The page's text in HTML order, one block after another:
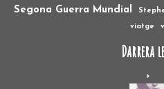
Segona Guerra Mundial
viatge
Darrera